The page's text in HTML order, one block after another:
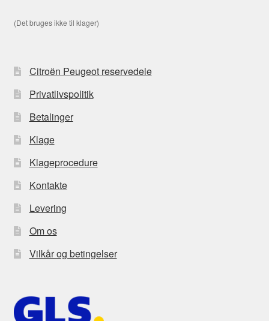
(Det bruges ikke til klager)
Citroën Peugeot reservedele
Privatlivspolitik
Betalinger
Klage
Klageprocedure
Kontakte
Levering
Om os
Vilkår og betingelser